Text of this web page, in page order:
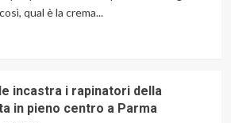
qual è la crema...
incastra i rapinatori della
in pieno centro a Parma